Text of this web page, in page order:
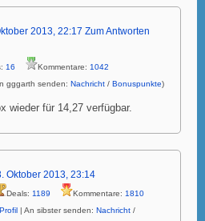
2013, 22:17 Zum Antworten
16 Kommentare: 1042
gggarth senden: Nachricht / Bonuspunkte)
wieder für 14,27 verfügbar.
Oktober 2013, 23:14
Deals: 1189 Kommentare: 1810
Profil | An sibster senden: Nachricht /